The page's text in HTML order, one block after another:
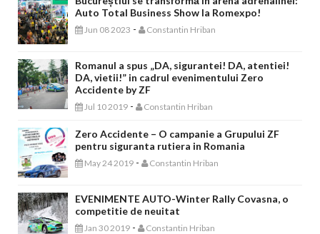
Auto Total Business Show la Romexpo!
Jun 08 2023 - Constantin Hriban
Romanul a spus „DA, sigurantei! DA, atentiei!
DA, vietii!” in cadrul evenimentului Zero
Accidente by ZF
Jul 10 2019 - Constantin Hriban
Zero Accidente – O campanie a Grupului ZF
pentru siguranta rutiera in Romania
May 24 2019 - Constantin Hriban
EVENIMENTE AUTO-Winter Rally Covasna, o
competitie de neuitat
Jan 30 2019 - Constantin Hriban